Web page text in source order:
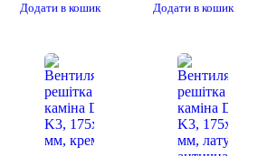
Додати в кошик Додати в кошик